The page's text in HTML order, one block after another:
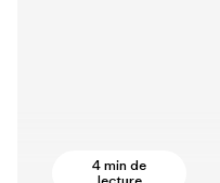
4 min de